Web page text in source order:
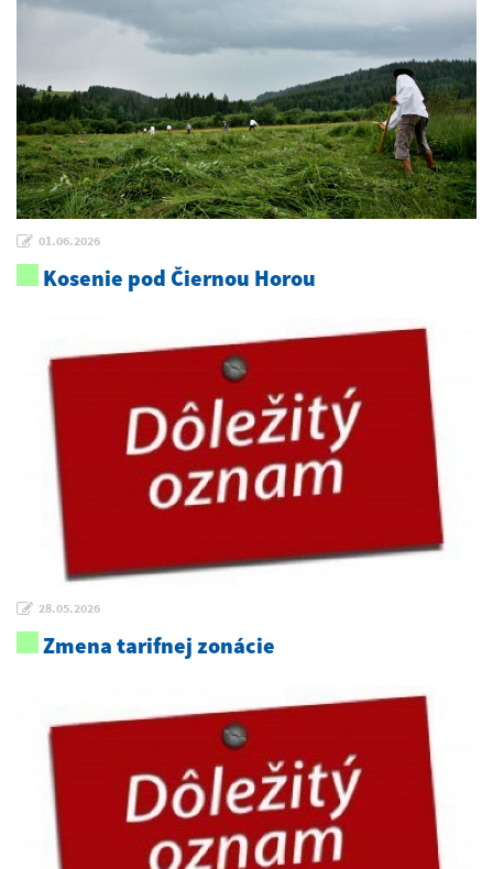
01.06.2026
Kosenie pod Čiernou Horou
28.05.2026
Zmena tarifnej zonácie